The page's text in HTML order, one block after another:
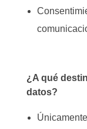
¿A qué
datos?